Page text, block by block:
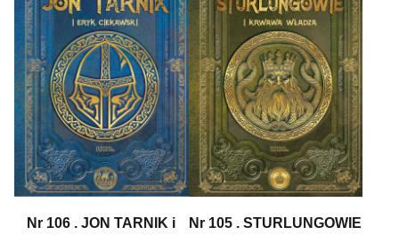
Nr 106 . JON TARNIK i
Nr 105 . STURLUNGOWIE